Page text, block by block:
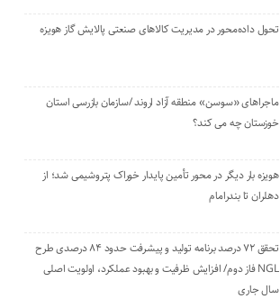
تحول داده‌محور در مدیریت کالاهای صنعتی پالایش گاز هویزه
ماجراهای «سوسن» منطقه آزاد اروند /سازمان بازرسی استان
خوزستان چه می کند؟
هویزه بار دیگر در محور تأمین پایدار خوراک پتروشیمی شد؛ از
دهلران تا بندرامام
تحقق ۷۲ درصد برنامه تولید و پیشرفت حدود ۸۴ درصدی طرح
NGL فاز دوم/ افزایش ظرفیت و بهبود عملکرد، اولویت اصلی
سال جاری